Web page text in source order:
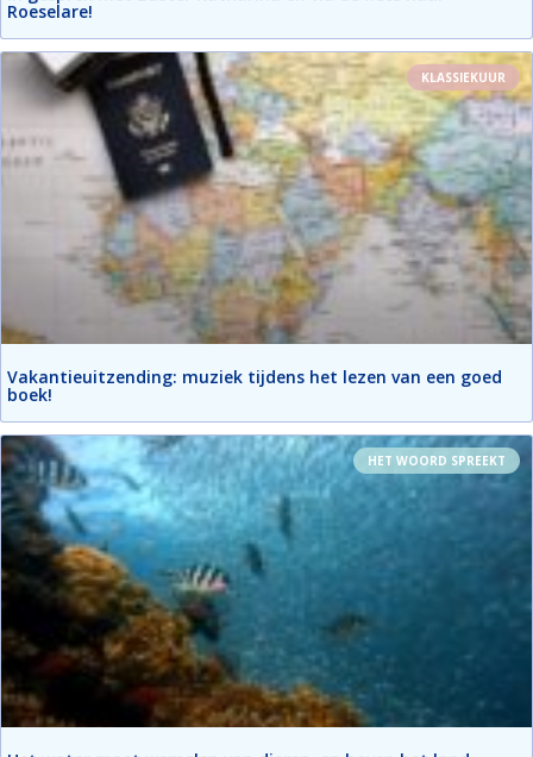
Roeselare!
KLASSIEKUUR
Vakantieuitzending: muziek tijdens het lezen van een goed
boek!
HET WOORD SPREEKT